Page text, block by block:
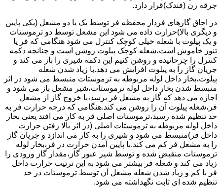
جرقه زن (فندک)قرار دارد.
در اجاق گازهای فردار محفظه فر توسط یک یا دو مشعل (یکی پایین
و دیگری بالا)حرارت داده می شود این مشعل توسط دو ترموستات
و یک پیلوت با شعله خیلی کوچک کنترل می شود هنگامی که فر یا
تنور خاموش است،شعله کوچک پیلوت روشن است و چنانچه دکمه
کنترل را چرخانیده و روشن کنیم این دکمه شیری را باز می کند و
جریان گاز را به پیلوت افزایش می دهد.با زیاد شدن شعله
پیلوت،بخار داخل لوله مربوطه به ترموستات منبسط می شود در اثر
منبسط شدن بخار داخل لوله ترموستات،شیر مشعل باز می شود و
اجازه می دهد که گاز به مشعل فر برسد،با خروج گاز از مشعل
فر،شعله پیلوت آن را روشن می کند.هنگامی که درجه حرارت فر به
حد تنظیم شده رسید،ترموستات اصلی فر به کار می افتد یعنی بخار
داخل لوله مربوطه به ترموستات اصلی (در اثر بالا رفتن حرارت
داخل فر)منبسط می شود و شیری را به کار می اندازد و جریان گاز
را به مشعل فر کم می کند.با پایین آمدن حرارت در فر،بخار لوله
ترموستات منقبض شده و توسط شیر عبور گاز،مقدار گاز ورودی را
زیاد می کند و شعله فر بیشتر می شود به این ترتیب حرارت داخل
فر با کم و زیاد شدن شعله مشعل آن توسط ترموستات در حد
تنظیم شده ای ثابت نگهداشته می شود.